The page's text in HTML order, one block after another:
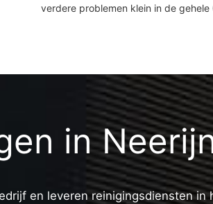
verdere problemen klein in de
in
en leveren reinigingsdiensten in